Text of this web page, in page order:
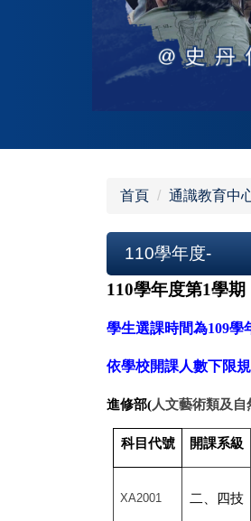
首頁 通識教育中
110學年度-
110學年度第1學期
學生選課時間為109學
依學校開課人數下限
進修部(人文藝術類及自
科目代號 開課系級
XA2001 二、四技